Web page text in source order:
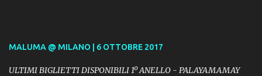
MALUMA @ MILANO | 6 OTTOBRE 2017
ULTIMI BIGLIETTI DISPONIBILI 1º ANELLO - PALAYAMAMAY